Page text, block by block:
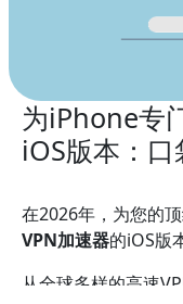
为iPhone专
iOS版本：
在2026年，为您的
VPN加速器的iOS版
从全球多样的高速